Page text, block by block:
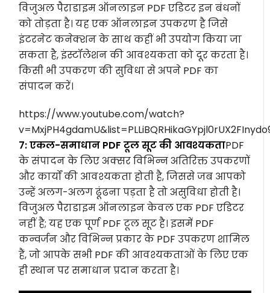
विजुअल पैराडाइम ऑनलाइन PDF एडिटर इन बंधनों
को तोड़ता है। यह एक ऑनलाइन उपकरण है जिसे
इंटरनेट कनेक्शन के साथ कहीं भी उपयोग किया जा
सकता है, इंस्टॉलेशन की आवश्यकता को दूर करता है।
किसी भी उपकरण की सुविधा से अपने PDF का
संपादन करें।
https://www.youtube.com/watch?
7: एकल-समाधान PDF टूल सूट की आवश्यकताPDF
के संपादन के लिए अक्सर विभिन्न अतिरिक्त उपकरणों
और कार्यों की आवश्यकता होती है, जिससे जब आपको
उन्हें अलग-अलग ढूंढना पड़ता है तो असुविधा होती है।
विजुअल पैराडाइम ऑनलाइन केवल एक PDF एडिटर
नहीं है; यह एक पूर्ण PDF टूल सूट है। इसमें PDF
कन्वर्जन और विभिन्न प्रकार के PDF उपकरण शामिल
हैं, जो आपके सभी PDF की आवश्यकताओं के लिए एक
ही स्थान पर समाधान प्रदान करता है।